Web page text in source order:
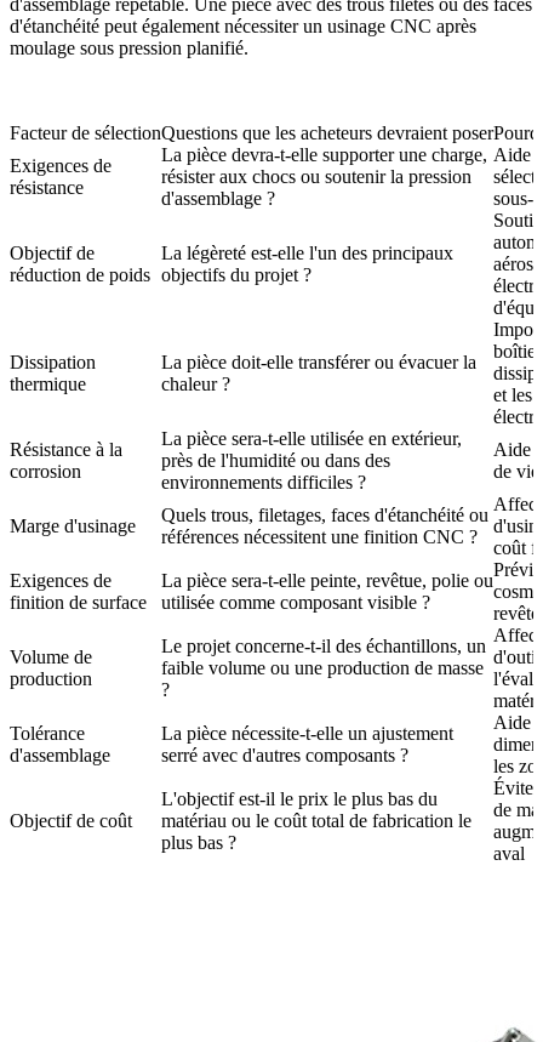
d'assemblage répétable. Une pièce avec des trous filetés ou des faces
d'étanchéité peut également nécessiter un usinage CNC après
moulage sous pression planifié.
Facteur de sélectionQuestions que les acheteurs devraient poser
Exigences de
résistance
La pièce devra-t-elle supporter une charge,
résister aux chocs ou soutenir la pression
d'assemblage ?
Aide
sous-
Objectif de
réduction de poids
La légèreté est-elle l'un des principaux
objectifs du projet ?
Dissipation
thermique
La pièce doit-elle transférer ou évacuer la
chaleur ?
et les
Résistance à la
corrosion
La pièce sera-t-elle utilisée en extérieur,
près de l'humidité ou dans des
environnements difficiles ?
Aide
de vie
Marge d'usinage
Quels trous, filetages, faces d'étanchéité ou
références nécessitent une finition CNC ?
coût
Exigences de
finition de surface
La pièce sera-t-elle peinte, revêtue, polie ou
utilisée comme composant visible ?
Volume de
production
Le projet concerne-t-il des échantillons, un
faible volume ou une production de masse
?
Tolérance
d'assemblage
La pièce nécessite-t-elle un ajustement
serré avec d'autres composants ?
Aide
les
Objectif de coût
L'objectif est-il le prix le plus bas du
matériau ou le coût total de fabrication le
plus bas ?
Évite
de
aval